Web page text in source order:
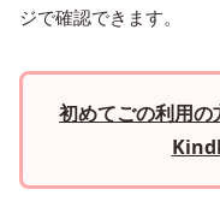
ジで確認できます。
初めてごの利用の